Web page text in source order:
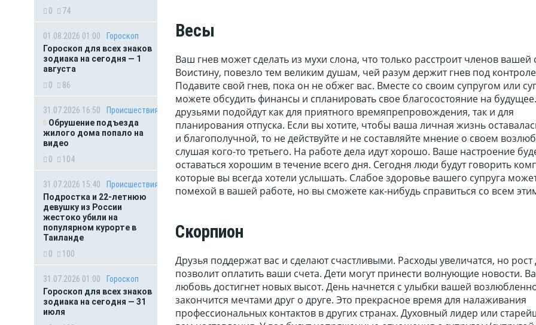
0
74
01.08.2026 01:00
Гороскоп
Гороскоп для всех знаков
зодиака на сегодня — 1
августа
0
86
31.07.2026 16:50
Происшествия
Обрушение подъезда
жилого дома попало на
видео
0
104
31.07.2026 15:40
Происшествия
Подростка и 22-летнюю
девушку из России
жестоко убили на
популярном курорте в
Таиланде
0
100
31.07.2026 01:00
Гороскоп
Гороскоп для всех знаков
зодиака на сегодня — 31
июля
Весы
Ваш гнев может сделать из мухи слона, что только расстроит членов вашей
Воистину, повезло тем великим душам, чей разум держит гнев под
Подавите свой гнев, пока он не обжег вас. Вместе со своим супругом или
можете обсудить финансы и спланировать свое благосостояние на
друзьями подойдут как для приятного времяпрепровождения, так и для
планирования отпуска. Если вы хотите, чтобы ваша личная жизнь
и благополучной, то не действуйте и не составляйте мнение о своем
слушая кого-то третьего. На работе дела идут хорошо. Ваше настроение
оставаться хорошим в течение всего дня. Сегодня люди будут говорить
которые вы всегда хотели услышать. Слабое здоровье вашего супруга
помехой в вашей работе, но вы сможете как-нибудь справиться со всем
Скорпион
Друзья поддержат вас и сделают счастливыми. Расходы увеличатся, но рост
позволит оплатить ваши счета. Дети могут принести волнующие новости.
любовь достигнет новых высот. День начнется с улыбки вашей
закончится мечтами друг о друге. Это прекрасное время для налаживания
профессиональных контактов в других странах. Духовный лидер или